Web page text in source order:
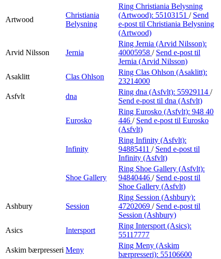
Artwood
Christiania
Belysning
Ring Christiania Belysning
(Artwood): 55103151 / Send
e-post til Christiania Belysning
(Artwood)
Arvid Nilsson Jernia
Ring Jernia (Arvid Nilsson):
40005958 / Send e-post til
Jernia (Arvid Nilsson)
Asaklitt
Clas Ohlson
Ring Clas Ohlson (Asaklitt):
23214000
Asfvlt
dna
Ring dna (Asfvlt): 55929114 /
Send e-post til dna (Asfvlt)
Eurosko
Ring Eurosko (Asfvlt): 948 40
446 / Send e-post til Eurosko
(Asfvlt)
Infinity
Ring Infinity (Asfvlt):
94885411 / Send e-post til
Infinity (Asfvlt)
Shoe Gallery
Ring Shoe Gallery (Asfvlt):
94840446 / Send e-post til
Shoe Gallery (Asfvlt)
Ashbury Session
Ring Session (Ashbury):
47202069 / Send e-post til
Session (Ashbury)
Asics
Intersport
Ring Intersport (Asics):
55117777
Askim bærpresseri Meny
Ring Meny (Askim
bærpresseri): 55106600